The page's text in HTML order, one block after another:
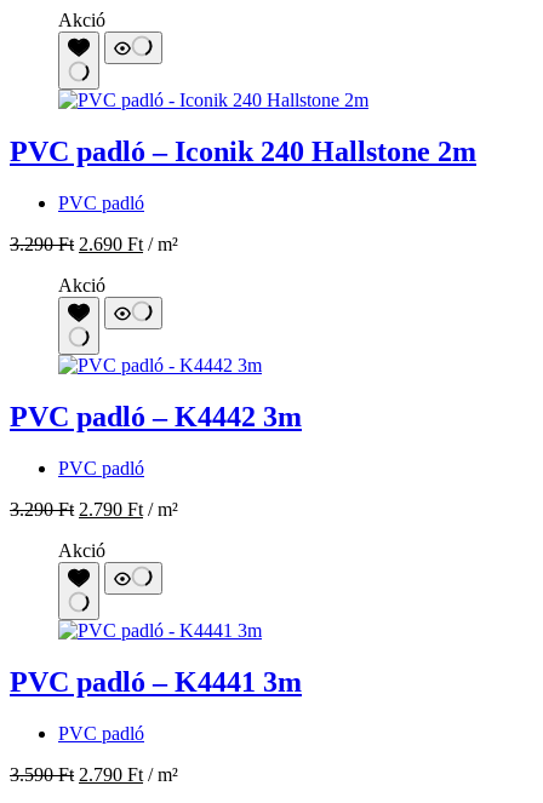
Akció
PVC padló – Iconik 240 Hallstone 2m
PVC padló
3.290Ft 2.690 Ft / m²
Akció
PVC padló – K4442 3m
PVC padló
3.290Ft 2.790 Ft / m²
Akció
PVC padló – K4441 3m
PVC padló
3.590Ft 2.790 Ft / m²